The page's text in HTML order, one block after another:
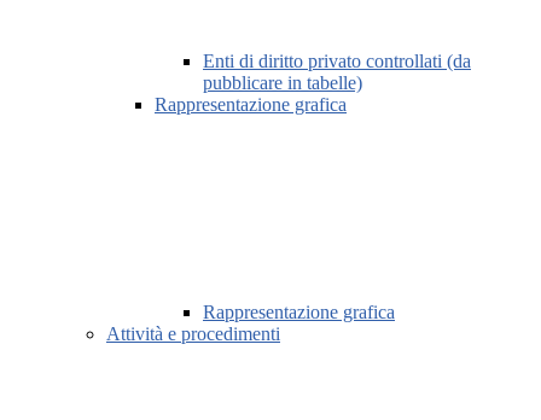
Enti di diritto privato controllati (da
pubblicare in tabelle)
Rappresentazione grafica
Rappresentazione grafica
Attività e procedimenti